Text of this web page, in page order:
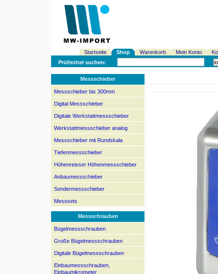
Startseite Shop Warenkorb Mein Konto
Prüfmittel suchen:
Messschieber
Messschieber bis 300mm
Digital Messschieber
Digitale Werkstattmessschieber
Werkstattmessschieber analog
Messschieber mit Rundskala
Tiefenmessschieber
Höhenreisser Höhenmessschieber
Anbaumessschieber
Sondermessschieber
Messsets
Messschrauben
Bügelmessschrauben
Große Bügelmessschrauben
Digitale Bügelmessschrauben
Einbaumessschrauben,
Einbaumikrometer